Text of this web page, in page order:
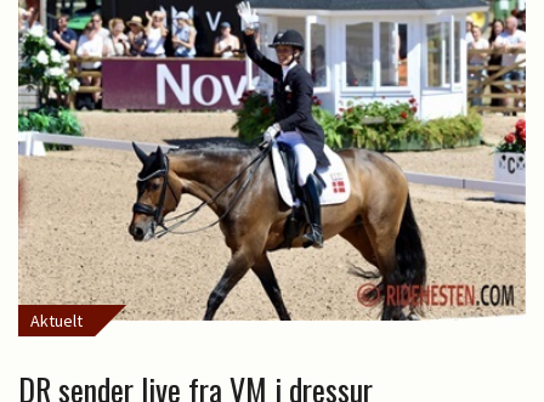
Aktuelt
DR sender live fra VM i dressur